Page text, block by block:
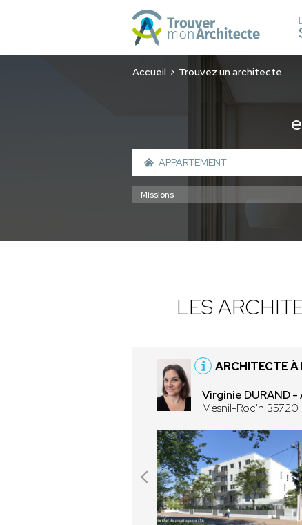
Accueil Trouvez un architecte
LES
ARCHITECTE
Virginie DURAND
Mesnil-Roc'h 35720